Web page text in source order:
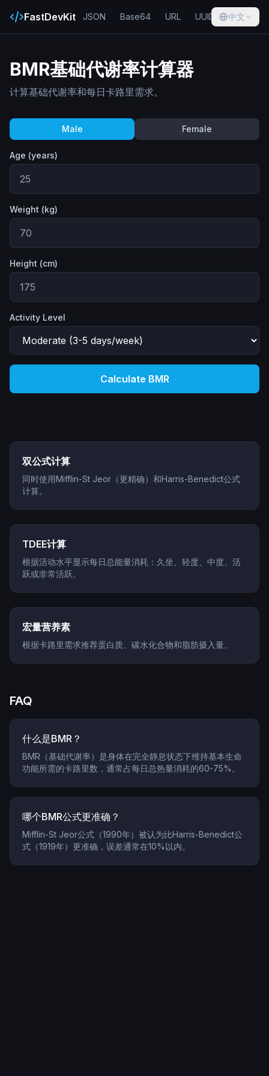
FastDevKit JSON Base64 URL UUID Hash
中文
BMR基础代谢率计算器
计算基础代谢率和每日卡路里需求。
Male Female
Age (years)
Weight (kg)
Height (cm)
Activity Level
Calculate BMR
双公式计算
同时使用Mifflin-St Jeor（更精确）和Harris-Benedict公式
计算。
TDEE计算
根据活动水平显示每日总能量消耗：久坐、轻度、中度、活
跃或非常活跃。
宏量营养素
根据卡路里需求推荐蛋白质、碳水化合物和脂肪摄入量。
FAQ
什么是BMR？
BMR（基础代谢率）是身体在完全静息状态下维持基本生命
功能所需的卡路里数，通常占每日总热量消耗的60-75%。
哪个BMR公式更准确？
Mifflin-St Jeor公式（1990年）被认为比Harris-Benedict公
式（1919年）更准确，误差通常在10%以内。